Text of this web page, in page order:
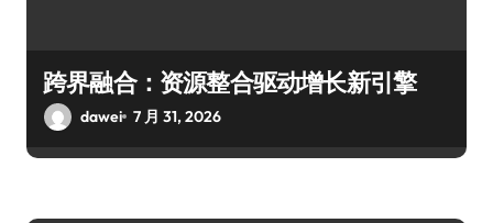
跨界融合：资源整合驱动增长新引擎
dawei 7 月 31, 2026